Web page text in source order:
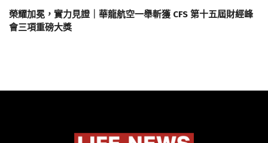
榮耀加冕，實力見證｜華龍航空一舉斬獲 CFS 第十五屆財經峰
會三項重磅大獎